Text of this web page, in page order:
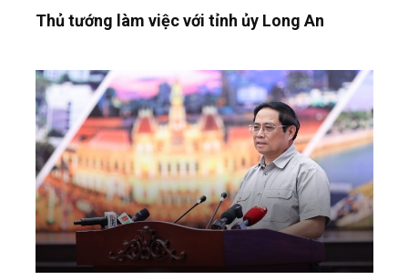
Thủ tướng làm việc với tỉnh ủy Long An